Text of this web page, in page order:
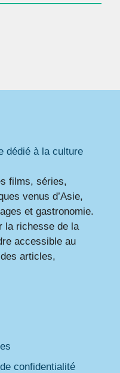
dédié à la culture
films, séries,
venus d’Asie,
et gastronomie.
la richesse de la
accessible au
articles,
confidentialité